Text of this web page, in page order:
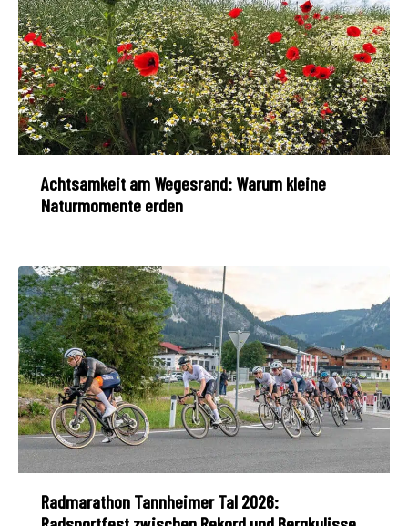
Achtsamkeit am Wegesrand: Warum kleine
Naturmomente erden
Radmarathon Tannheimer Tal 2026: